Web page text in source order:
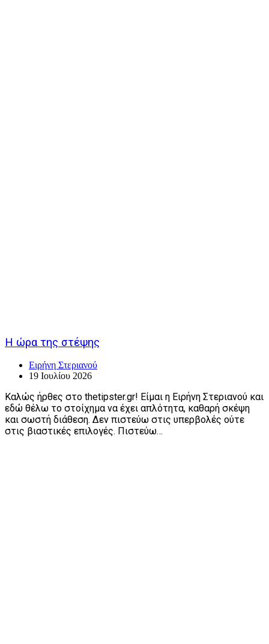
Η ώρα της στέψης
Ειρήνη Στεριανού
19 Ιουλίου 2026
Καλώς ήρθες στο thetipster.gr! Είμαι η Ειρήνη Στεριανού και
εδώ θέλω το στοίχημα να έχει απλότητα, καθαρή σκέψη
και σωστή διάθεση. Δεν πιστεύω στις υπερβολές ούτε
στις βιαστικές επιλογές. Πιστεύω…